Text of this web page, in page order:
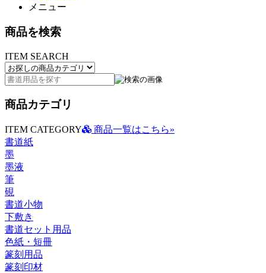
メニュー
商品を検索
ITEM SEARCH
商品カテゴリ
ITEM CATEGORY
商品一覧はこちら»
書道紙
墨
墨液
筆
硯
書道小物
下敷き
書道セット用品
色紙・短冊
篆刻用品
篆刻印材